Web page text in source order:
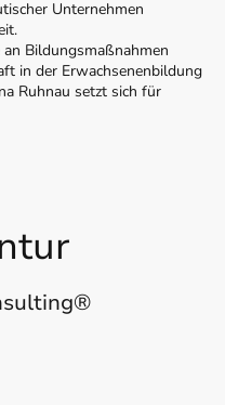
Unternehmen
Bildungsmaßnahmen
in der Erwachsenenbildung
Ruhnau setzt sich für